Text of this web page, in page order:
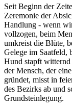
Seit Beginn der
Zeremonie der
Handlung - wenn
vollzogen, beim
umkreist die Blüte,
Gelege im Saatfeld,
Hund stapft witternd
der Mensch, der
gründet, misst in
des Bezirks ab und
Grundsteinlegung.